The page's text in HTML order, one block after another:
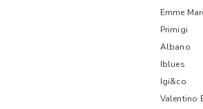
Emme
Primigi
Albano
Iblues
Igi&co
Valentino